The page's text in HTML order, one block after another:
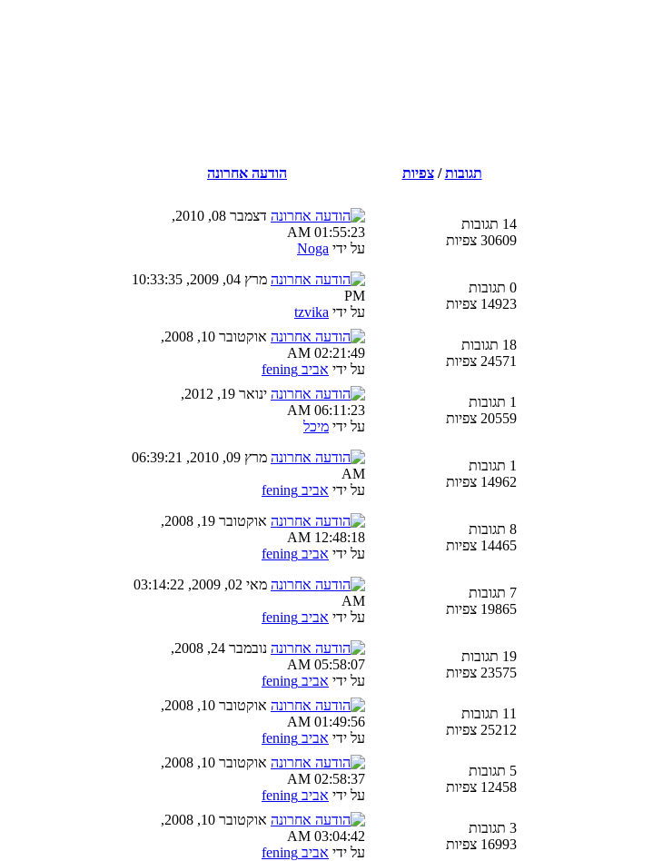
תגובות/צפיות
הודעה אחרונה
14 תגובות
30609 צפיות
דצמבר 08, 2010,
01:55:23 AM
על ידי Noga
0 תגובות
14923 צפיות
מרץ 04, 2009, 10:33:35
PM
על ידי tzvika
18 תגובות
24571 צפיות
אוקטובר 10, 2008,
02:21:49 AM
על ידי אביב fening
1 תגובות
20559 צפיות
ינואר 19, 2012,
06:11:23 AM
על ידי מיכל
1 תגובות
14962 צפיות
מרץ 09, 2010, 06:39:21
AM
על ידי אביב fening
8 תגובות
14465 צפיות
אוקטובר 19, 2008,
12:48:18 AM
על ידי אביב fening
7 תגובות
19865 צפיות
מאי 02, 2009, 03:14:22
AM
על ידי אביב fening
19 תגובות
23575 צפיות
נובמבר 24, 2008,
05:58:07 AM
על ידי אביב fening
11 תגובות
25212 צפיות
אוקטובר 10, 2008,
01:49:56 AM
על ידי אביב fening
5 תגובות
12458 צפיות
אוקטובר 10, 2008,
02:58:37 AM
על ידי אביב fening
3 תגובות
16993 צפיות
אוקטובר 10, 2008,
03:04:42 AM
על ידי אביב fening